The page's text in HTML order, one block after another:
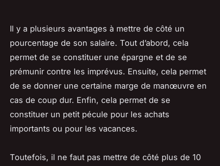
Il y a plusieurs avantages à mettre de côté un
pourcentage de son salaire. Tout d’abord, cela
permet de se constituer une épargne et de se
prémunir contre les imprévus. Ensuite, cela permet
de se donner une certaine marge de manœuvre en
cas de coup dur. Enfin, cela permet de se
constituer un petit pécule pour les achats
importants ou pour les vacances.
Toutefois, il ne faut pas mettre de côté plus de 10